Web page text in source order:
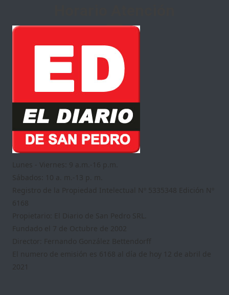
Lunes - Viernes: 9 a.m.-16 p.m.
Sábados: 10 a. m.-13 p. m.
Registro de la Propiedad Intelectual Nº 5335348 Edición Nº
6168
Propietario: El Diario de San Pedro SRL.
Fundado el 7 de Octubre de 2002
Director: Fernando González Bettendorff
El numero de emisión es 6168 al día de hoy 12 de abril de
2021